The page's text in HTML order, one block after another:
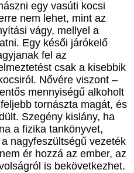
egy vasúti kocsi
nem lehet, mint az
vágy, mellyel a
Egy késői járókelő
fel az
csak a kisebbik
Nővére viszont –
mennyiségű alkoholt
tornászta magát, és
Szegény kislány, ha
a fizika tankönyvet,
nagyfeszültségű vezeték
ér hozzá az ember, az
is bekövetkezhet.